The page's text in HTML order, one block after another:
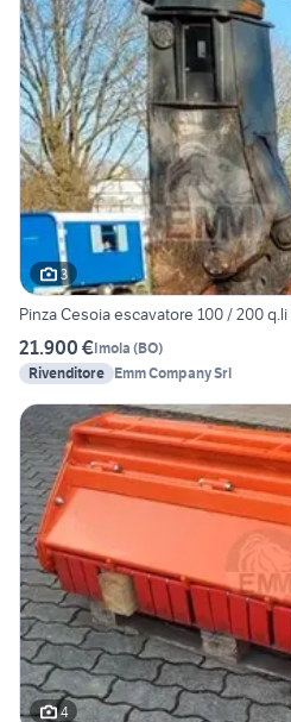
3
Pinza Cesoia escavatore 100 / 200 q.li
21.900 €Imola (BO)
Rivenditore Emm Company Srl
4